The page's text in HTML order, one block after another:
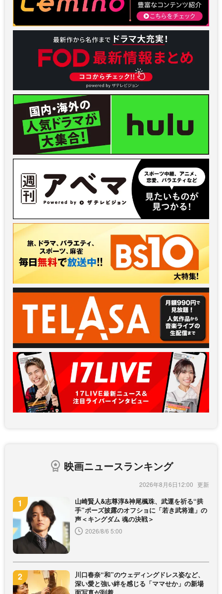
映画ニュースランキング
2026年8月6日12:00
山崎賢人&志尊淳&神尾楓珠、武運を祈る“拱
手”ポーズ披露のオフショに「若き武将達」の
声＜キングダム 魂の決戦＞
2026/8/6 5:00
川口春奈“和”のウェディングドレス姿など、
深い愛と強い絆を感じる「ママせか」の新場